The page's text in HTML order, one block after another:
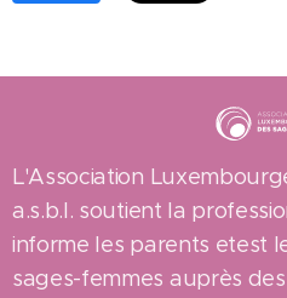
L'Association
a.s.b.l. soutient la
informe les parents etest
sages-femmes auprès